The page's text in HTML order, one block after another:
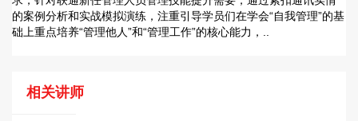
的案例分析和实战模拟演练，注重引导学员们在学会“自我管理”的基
础上重点培养“管理他人”和“管理工作”的核心能力，..
相关讲师